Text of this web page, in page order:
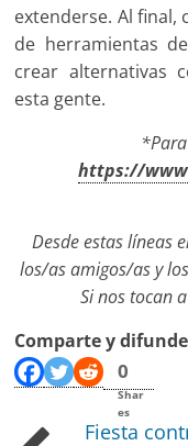
extenderse. Al
de herramientas
crear alternativas
esta gente.
https://
Desde estas líneas
los/as amigos/as y
Si nos tocan
Comparte y difunde
0
Shar
es
Fiesta